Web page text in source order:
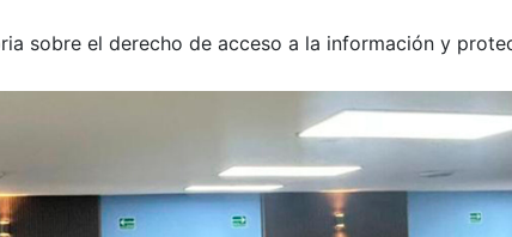
sobre el derecho de acceso a la información y